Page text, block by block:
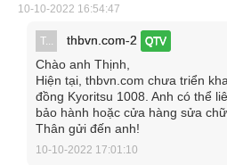
10-10-2022 16:54:47
T... thbvn.com-2 QTV
Chào anh Thịnh,
Hiện tại, thbvn.com chưa triển
đồng Kyoritsu 1008. Anh có thể
bảo hành hoặc cửa hàng sửa
Thân gửi đến anh!
10-10-2022 17:01:10